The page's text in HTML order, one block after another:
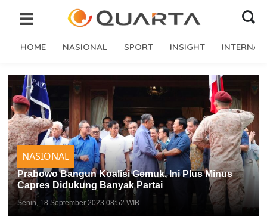
HOME NASIONAL SPORT INSIGHT
NASIONAL
Prabowo Bangun Koalisi Gemuk, Ini Plus Minus
Capres Didukung Banyak Partai
Senin, 18 September 2023 08:52 WIB